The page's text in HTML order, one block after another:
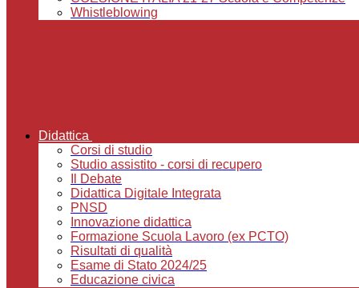
Whistleblowing
Didattica
Corsi di studio
Studio assistito - corsi di recupero
Il Debate
Didattica Digitale Integrata
PNSD
Innovazione didattica
Formazione Scuola Lavoro (ex PCTO)
Risultati di qualità
Esame di Stato 2024/25
Educazione civica